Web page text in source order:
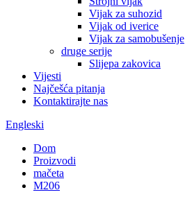
Vijak za suhozid
Vijak od iverice
Vijak za samobušenje
druge serije
Slijepa zakovica
Vijesti
Najčešća pitanja
Kontaktirajte nas
Engleski
Dom
Proizvodi
mačeta
M206